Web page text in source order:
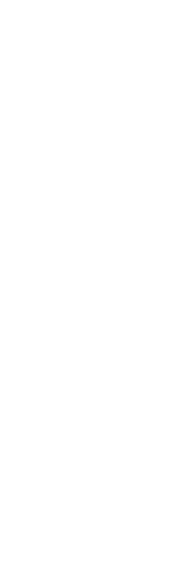
16 de maio por meio
de Santana
disponíveis. Foi publicada
pré-seleção ou
de acordo com o
de reserva.